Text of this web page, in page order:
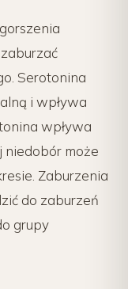
Serotonina
i wpływa
wpływa
niedobór może
Zaburzenia
do zaburzeń
grupy